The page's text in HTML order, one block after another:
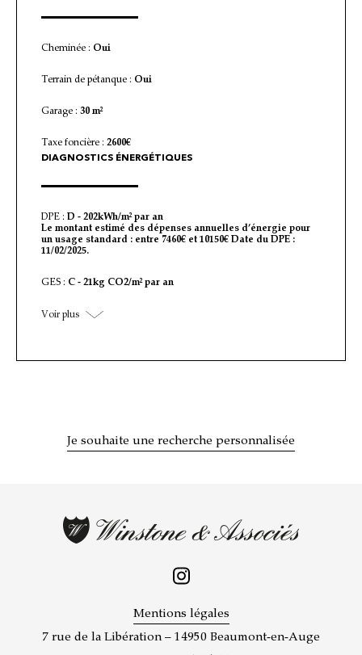
Cheminée : Oui
Terrain de pétanque : Oui
Garage : 30 m²
Taxe foncière : 2600€
DIAGNOSTICS ÉNERGÉTIQUES
DPE : D - 202kWh/m² par an
Le montant estimé des dépenses annuelles d’énergie pour
un usage standard : entre 7460€ et 10150€ Date du DPE :
11/02/2025.
GES : C - 21kg CO2/m² par an
Voir plus
Je souhaite une recherche personnalisée
Mentions légales
7 rue de la Libération – 14950 Beaumont-en-Auge